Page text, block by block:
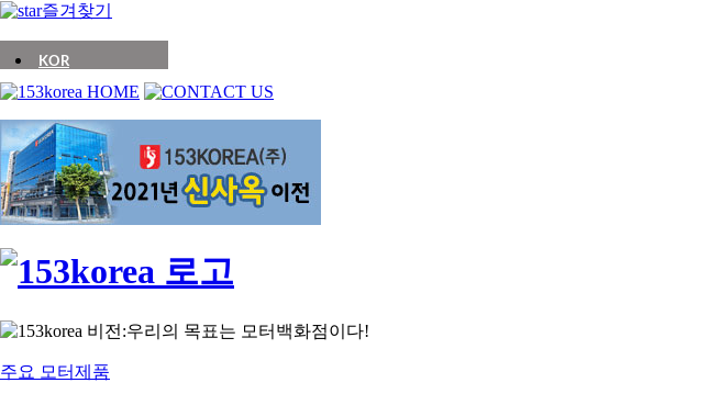
즐겨찾기
KOR
ENG
주요 모터제품